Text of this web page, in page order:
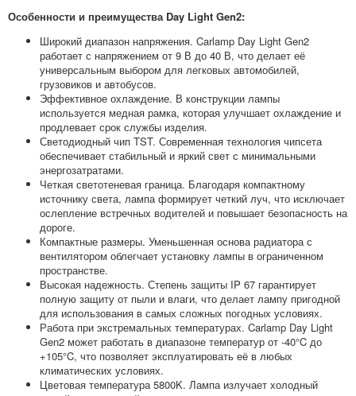
Особенности и преимущества Day Light Gen2:
Широкий диапазон напряжения. Carlamp Day Light Gen2
работает с напряжением от 9 В до 40 В, что делает её
универсальным выбором для легковых автомобилей,
грузовиков и автобусов.
Эффективное охлаждение. В конструкции лампы
используется медная рамка, которая улучшает охлаждение и
продлевает срок службы изделия.
Светодиодный чип TST. Современная технология чипсета
обеспечивает стабильный и яркий свет с минимальными
энергозатратами.
Четкая светотеневая граница. Благодаря компактному
источнику света, лампа формирует четкий луч, что исключает
ослепление встречных водителей и повышает безопасность на
дороге.
Компактные размеры. Уменьшенная основа радиатора с
вентилятором облегчает установку лампы в ограниченном
пространстве.
Высокая надежность. Степень защиты IP 67 гарантирует
полную защиту от пыли и влаги, что делает лампу пригодной
для использования в самых сложных погодных условиях.
Работа при экстремальных температурах. Carlamp Day Light
Gen2 может работать в диапазоне температур от -40°C до
+105°C, что позволяет эксплуатировать её в любых
климатических условиях.
Цветовая температура 5800K. Лампа излучает холодный